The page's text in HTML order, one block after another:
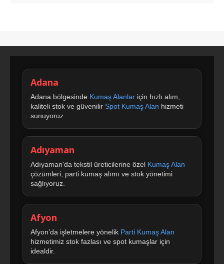
Adana
Adana bölgesinde Kumaş Alanlar için hızlı alım,
kaliteli stok ve güvenilir Spot Kumaş Alan hizmeti
sunuyoruz.
Adıyaman
Adıyaman'da tekstil üreticilerine özel Kumaş Alan
çözümleri, parti kumaş alımı ve stok yönetimi
sağlıyoruz.
Afyon
Afyon’da işletmelere yönelik Parti Kumaş Alan
hizmetimiz stok fazlası ve spot kumaşlar için
idealdir.